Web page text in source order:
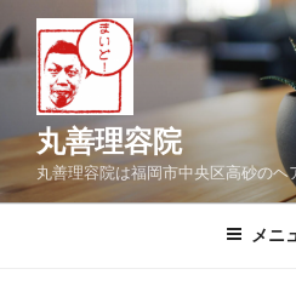
ン
テ
へ
ス
丸善理容院
丸善理容院は福岡市中央区高砂のヘ
メニ